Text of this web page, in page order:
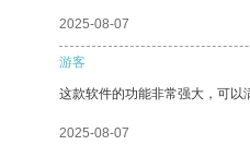
2025-08-07
游客
这款软件的功能非常强大，可以
2025-08-07